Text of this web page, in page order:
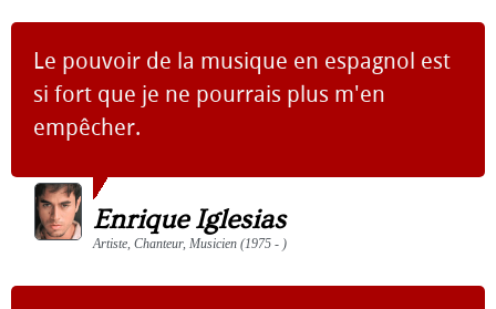
Le pouvoir de la musique en espagnol est
si fort que je ne pourrais plus m'en
empêcher.
Enrique Iglesias
Artiste, Chanteur, Musicien (1975 - )